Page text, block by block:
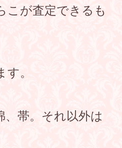
こが査定できるも
。
帯。それ以外は